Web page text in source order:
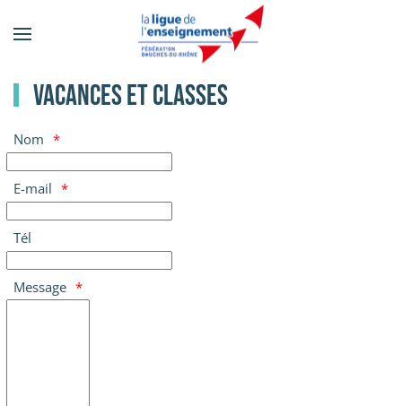
contenu
principal
Vacances et classes
Nom
E-mail
Tél
Message